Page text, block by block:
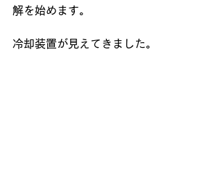
解を始めます。
冷却装置が見えてきました。